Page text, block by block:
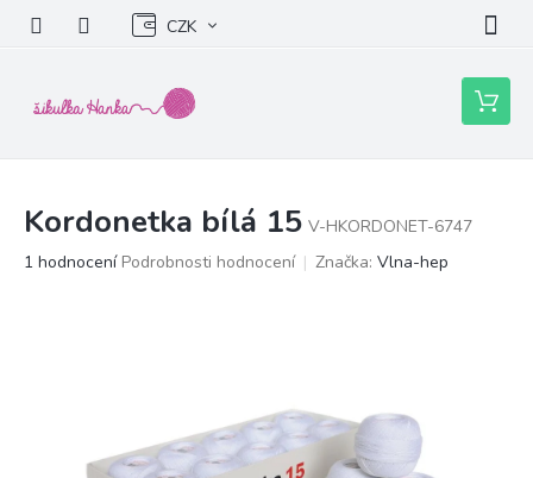
obsah
CZK
Nákupní
košík
Kordonetka bílá 15 V-HKORDONET-6747
Průměrné
1 hodnocení Podrobnosti hodnocení Značka: Vlna-hep